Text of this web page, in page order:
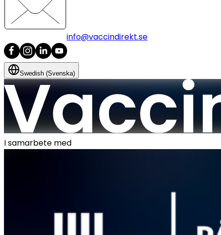
info@vaccindirekt.se
Swedish (Svenska)
I samarbete med